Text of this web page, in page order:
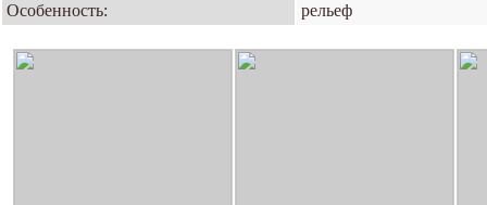
Особенность:
рельеф